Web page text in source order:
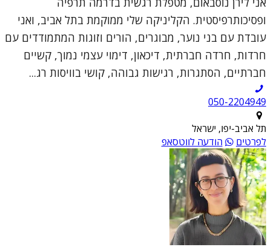
ופסיכותרפיסטית. הקליניקה שלי ממוקמת בתל אביב, ואני
עובדת עם בני נוער, מבוגרים, הורים וזוגות המתמודדים עם
חרדות, חרדה חברתית, דיכאון, דימוי עצמי נמוך, קשיים
חברתיים, הסתגרות, רגישות גבוהה, קושי בוויסות רג...
050-2204949
תל אביב-יפו, ישראל
לפרטים
הודעה לווטסאפ